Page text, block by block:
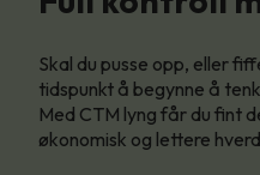
Skal du pusse opp, eller
tidspunkt å begynne å
Med CTM lyng får du fint
økonomisk og lettere